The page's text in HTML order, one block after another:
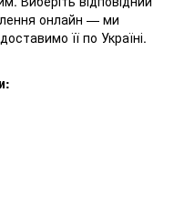
онлайн — ми
її по Україні.